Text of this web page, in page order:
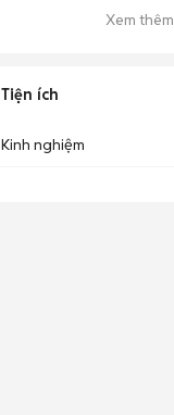
Xem thêm
Tiện ích
Kinh nghiệm